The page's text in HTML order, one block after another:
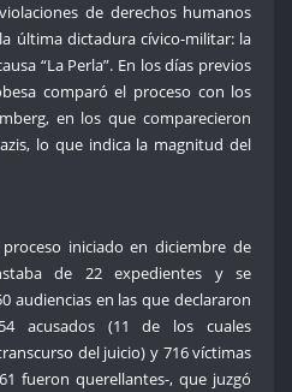
de derechos humanos
última dictadura cívico-militar: la
“La Perla”. En los días previos
comparó el proceso con los
en los que comparecieron
lo que indica la magnitud del
iniciado en diciembre de
de 22 expedientes y se
audiencias en las que declararon
acusados (11 de los cuales
del juicio) y 716 víctimas
fueron querellantes-, que juzgó